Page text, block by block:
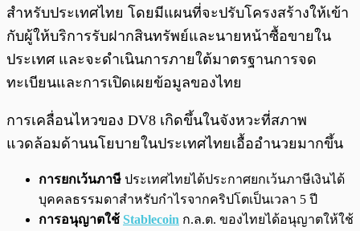
สำหรับประเทศไทย โดยมีแผนที่จะปรับโครงสร้างให้เข้า
กับผู้ให้บริการรับฝากสินทรัพย์และนายหน้าซื้อขายใน
ประเทศ และจะดำเนินการภายใต้มาตรฐานการจด
ทะเบียนและการเปิดเผยข้อมูลของไทย
การเคลื่อนไหวของ DV8 เกิดขึ้นในจังหวะที่สภาพ
แวดล้อมด้านนโยบายในประเทศไทยเอื้ออำนวยมากขึ้น
การยกเว้นภาษี ประเทศไทยได้ประกาศยกเว้นภาษีเงินได้
บุคคลธรรมดาสำหรับกำไรจากคริปโตเป็นเวลา 5 ปี
การอนุญาตใช้ Stablecoin ก.ล.ต. ของไทยได้อนุญาตให้ใช้